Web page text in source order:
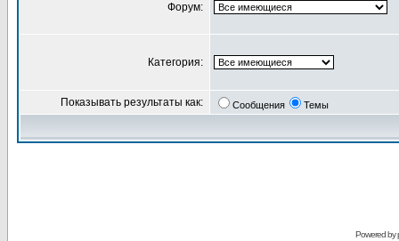
Форум:
Категория:
Показывать результаты как: Сообщения Темы
Powered by